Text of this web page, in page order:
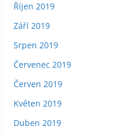
Říjen 2019
Září 2019
Srpen 2019
Červenec 2019
Červen 2019
Květen 2019
Duben 2019